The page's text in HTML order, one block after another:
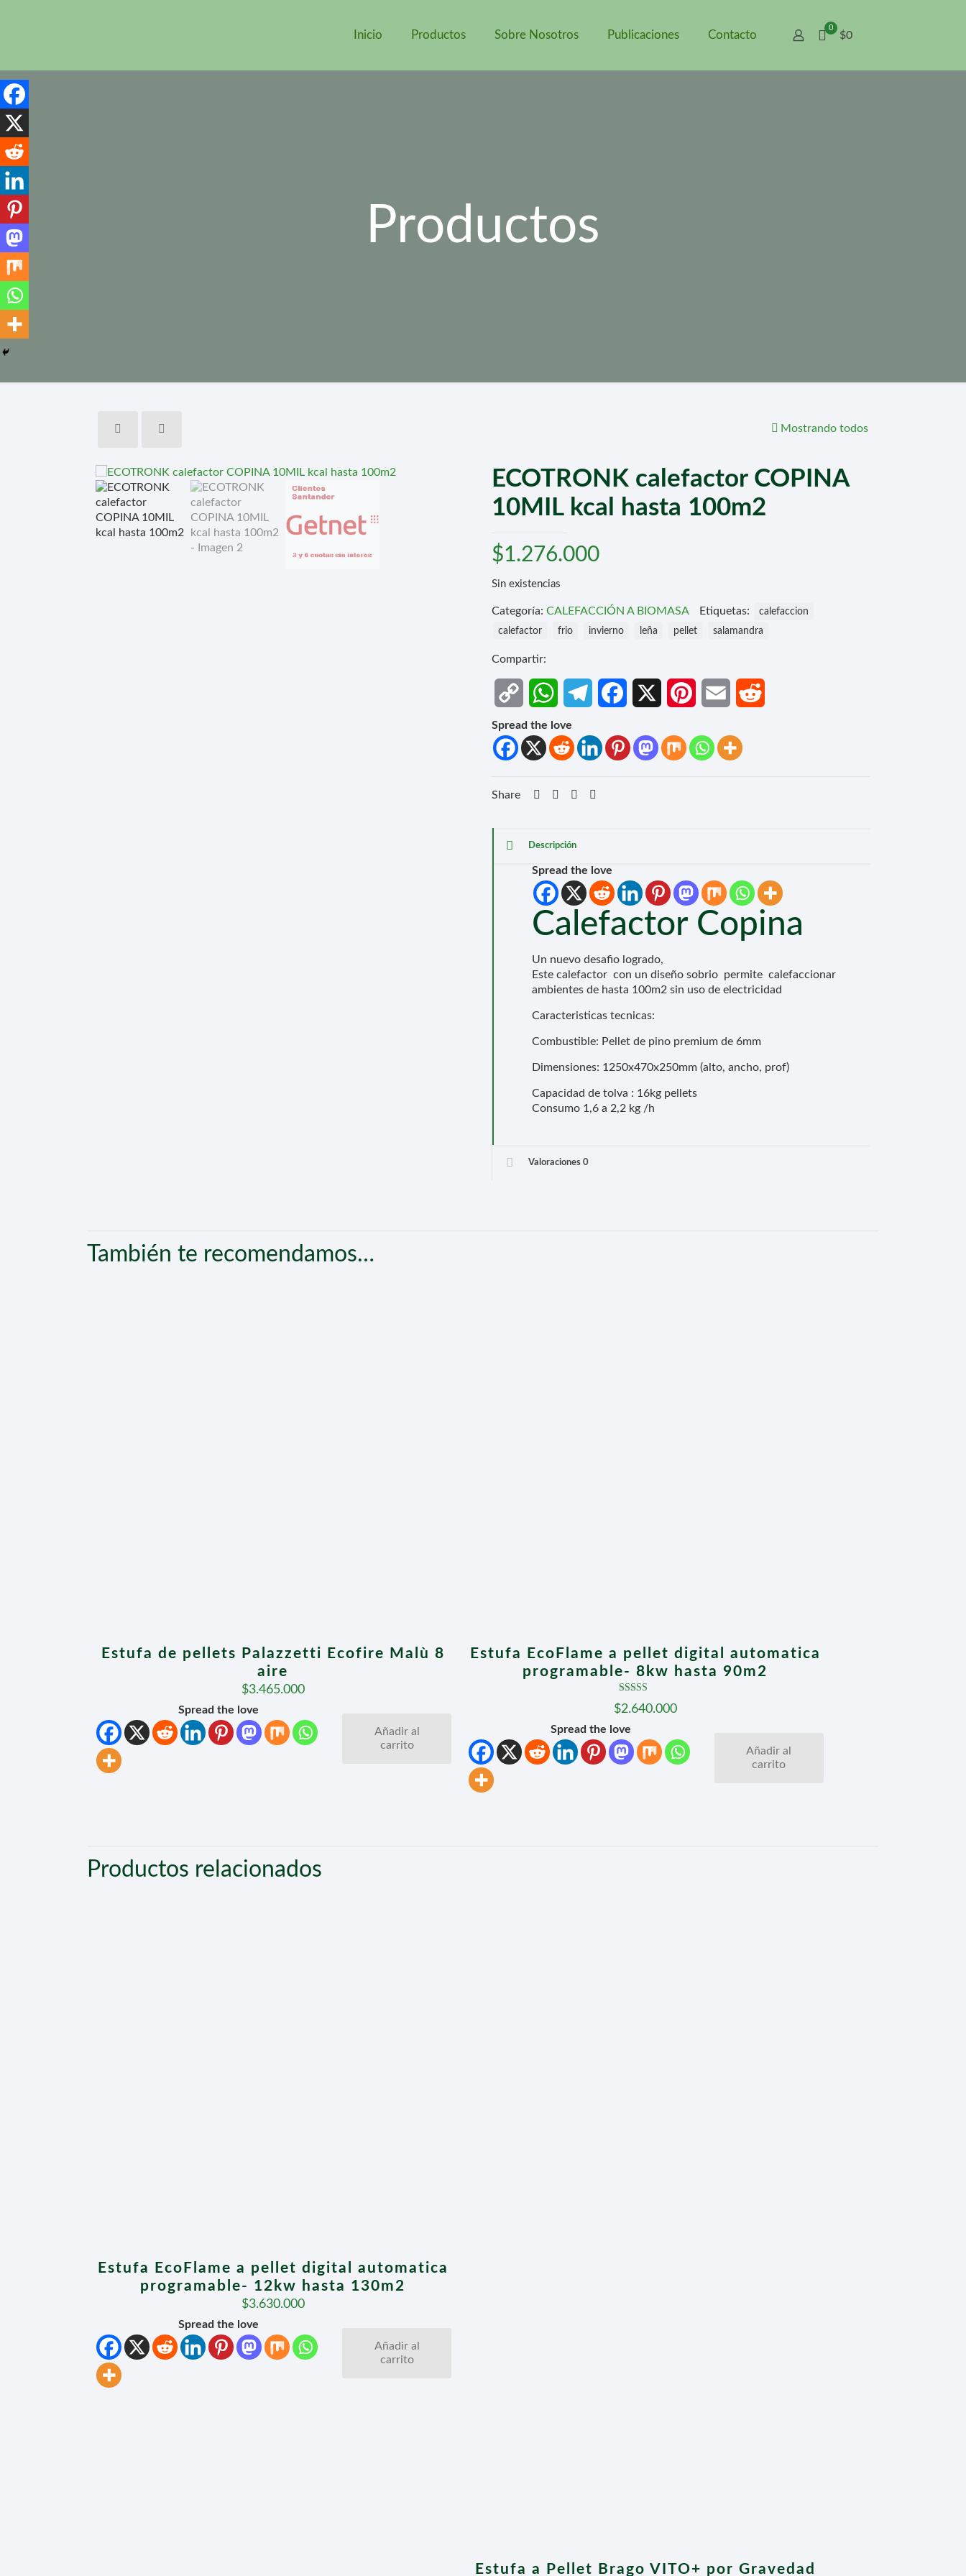
Inicio Productos Sobre Nosotros Publicaciones Contacto
0
$0
Productos
Mostrando todos
ECOTRONK calefactor COPINA
10MIL kcal hasta 100m2
$1.276.000
Sin existencias
Categoría: CALEFACCIÓN A BIOMASA Etiquetas:
calefaccion
calefactor
frio invierno leña pellet salamandra
Compartir:
Copy
Link
WhatsAppTelegramFacebook PinterestEmail
Spread the love
Share
Descripción
Spread the love
Calefactor Copina
Un nuevo desafio logrado,
Este calefactor con un diseño sobrio permite calefaccionar
ambientes de hasta 100m2 sin uso de electricidad
Caracteristicas tecnicas:
Combustible: Pellet de pino premium de 6mm
Dimensiones: 1250x470x250mm (alto, ancho, prof)
Capacidad de tolva : 16kg pellets
Consumo 1,6 a 2,2 kg /h
Valoraciones 0
También te recomendamos…
Estufa de pellets Palazzetti Ecofire Malù 8
aire
$3.465.000
Spread the love
Añadir al
carrito
Estufa EcoFlame a pellet digital automatica
programable- 8kw hasta 90m2
Valorado con
5.00
$2.640.000
Spread the love
Añadir al
carrito
Productos relacionados
Estufa EcoFlame a pellet digital automatica
programable- 12kw hasta 130m2
$3.630.000
Spread the love
Añadir al
carrito
Estufa a Pellet Brago VITO+ por Gravedad